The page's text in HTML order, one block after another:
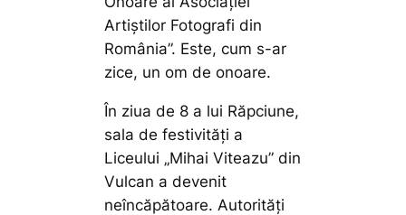
Artiștilor Fotografi din
România”. Este, cum s-ar
zice, un om de onoare.
În ziua de 8 a lui Răpciune,
sala de festivități a
Liceului „Mihai Viteazu” din
Vulcan a devenit
neîncăpătoare. Autorități